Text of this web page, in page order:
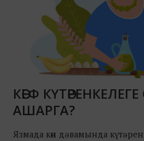
КӘЕФ КҮТӘРЕНКЕЛЕГЕ
АШАРГА?
Язмада көн дәвамында